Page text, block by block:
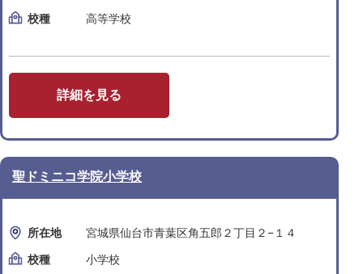
校種
高等学校
詳細を見る
聖ドミニコ学院小学校
所在地
宮城県仙台市青葉区角五郎２丁目２−１４
校種
小学校